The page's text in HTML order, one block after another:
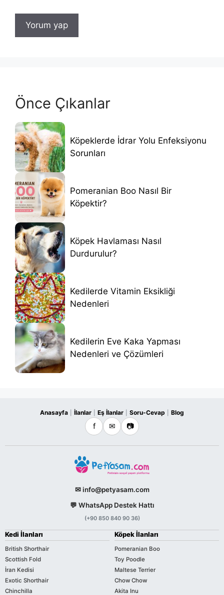
Önce Çıkanlar
Köpeklerde İdrar Yolu Enfeksiyonu
Sorunları
Pomeranian Boo Nasıl Bir
Köpektir?
Köpek Havlaması Nasıl
Durdurulur?
Kedilerde Vitamin Eksikliği
Nedenleri
Kedilerin Eve Kaka Yapması
Nedenleri ve Çözümleri
Anasayfa İlanlar Eş İlanlar Soru-Cevap Blog
f ✉ 📷
✉ info@petyasam.com
💬 WhatsApp Destek Hattı
(+90 850 840 90 36)
Kedi İlanları
British Shorthair
Scottish Fold
İran Kedisi
Exotic Shorthair
Chinchilla
Köpek İlanları
Pomeranian Boo
Toy Poodle
Maltese Terrier
Chow Chow
Akita Inu